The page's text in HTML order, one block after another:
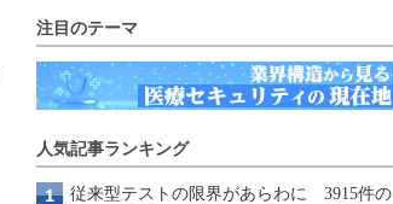
注目のテーマ
人気記事ランキング
従来型テストの限界があらわに 3915件の